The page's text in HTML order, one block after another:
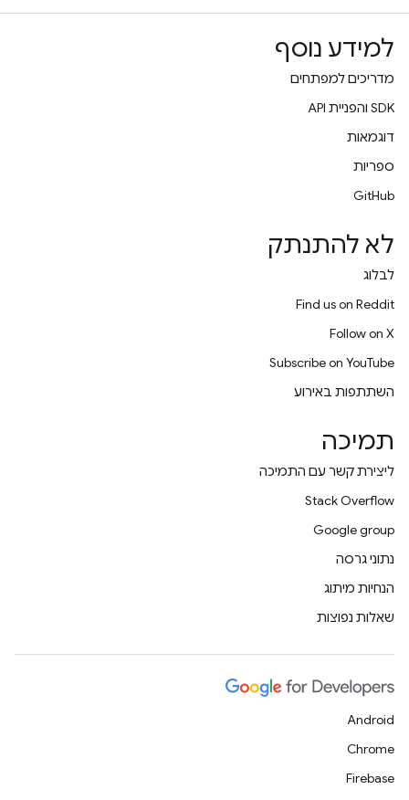
למידע נוסף
מדריכים למפתחים
‫SDK והפניית API
דוגמאות
ספריות
GitHub
לא להתנתק
לבלוג
Find us on Reddit
Follow on X
Subscribe on YouTube
השתתפות באירוע
תמיכה
ליצירת קשר עם התמיכה
Stack Overflow
Google group
נתוני גרסה
הנחיות מיתוג
שאלות נפוצות
Android
Chrome
Firebase